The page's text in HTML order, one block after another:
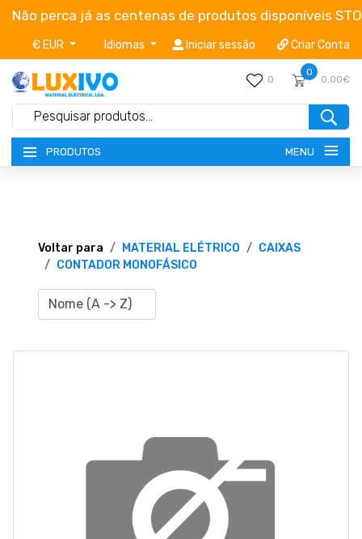
Não perca já as centenas de produtos disponíveis
€ EUR Idiomas Iniciar sessão Criar Conta
0
0
0,00€
PRODUTOS MENU
TERMOS E CONDIÇÕES
geral@luxivo.pt
Voltar para MATERIAL ELÉTRICO
CAIXAS
CONTADOR MONOFÁSICO